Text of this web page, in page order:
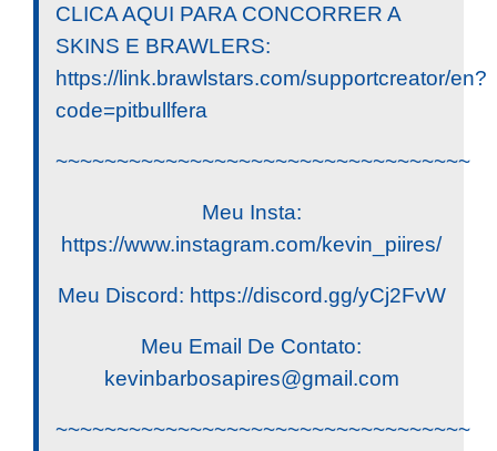
CLICA AQUI PARA CONCORRER A
SKINS E BRAWLERS:
https://link.brawlstars.com/supportcreator/en?
code=pitbullfera
~~~~~~~~~~~~~~~~~~~~~~~~~~~~~~~~~~
Meu Insta:
https://www.instagram.com/kevin_piires/
Meu Discord: https://discord.gg/yCj2FvW
Meu Email De Contato:
kevinbarbosapires@gmail.com
~~~~~~~~~~~~~~~~~~~~~~~~~~~~~~~~~~